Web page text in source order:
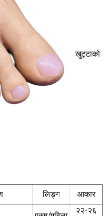
खुट्टाको
लिङ्ग आकार
२२-२६